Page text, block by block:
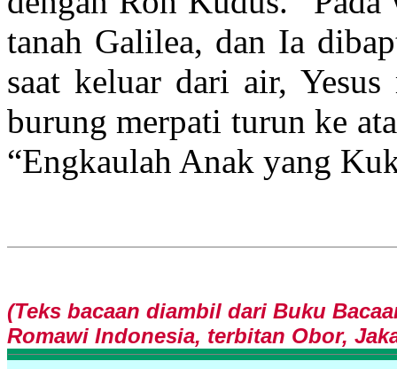
tanah Galilea, dan Ia
saat keluar dari air,
burung merpati turun ke
“Engkaulah Anak yang
(Teks bacaan diambil dari Buku
Romawi Indonesia, terbitan Obor,